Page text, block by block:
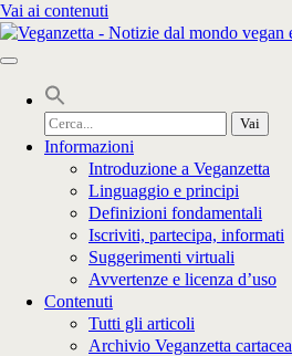
Vai ai contenuti
Cerca
per:
Informazioni
Introduzione a Veganzetta
Linguaggio e principi
Definizioni fondamentali
Iscriviti, partecipa, informati
Suggerimenti virtuali
Avvertenze e licenza d’uso
Contenuti
Tutti gli articoli
Archivio Veganzetta cartacea